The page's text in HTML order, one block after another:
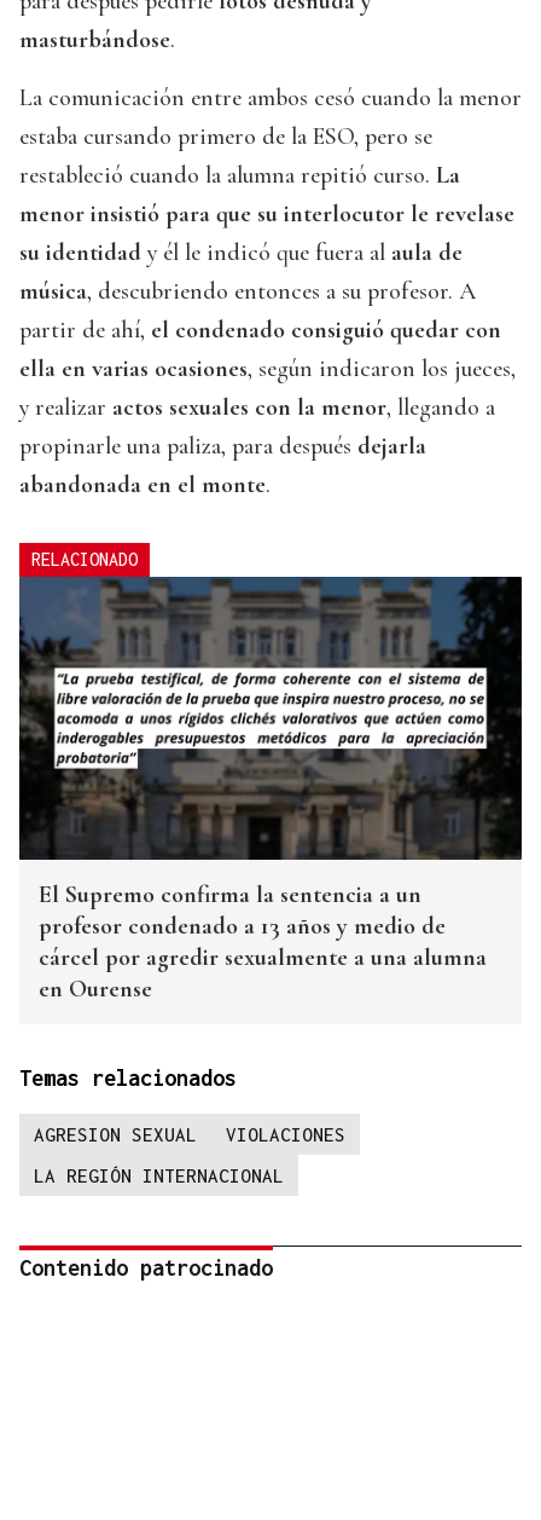
masturbándose.
La comunicación entre ambos cesó cuando la menor
estaba cursando primero de la ESO, pero se
restableció cuando la alumna repitió curso. La
menor insistió para que su interlocutor le revelase
su identidad y él le indicó que fuera al aula de
música, descubriendo entonces a su profesor. A
partir de ahí, el condenado consiguió quedar con
ella en varias ocasiones, según indicaron los jueces,
y realizar actos sexuales con la menor, llegando a
propinarle una paliza, para después dejarla
abandonada en el monte.
RELACIONADO
El Supremo confirma la sentencia a un
profesor condenado a 13 años y medio de
cárcel por agredir sexualmente a una alumna
en Ourense
Temas relacionados
AGRESION SEXUAL
VIOLACIONES
LA REGIÓN INTERNACIONAL
Contenido patrocinado